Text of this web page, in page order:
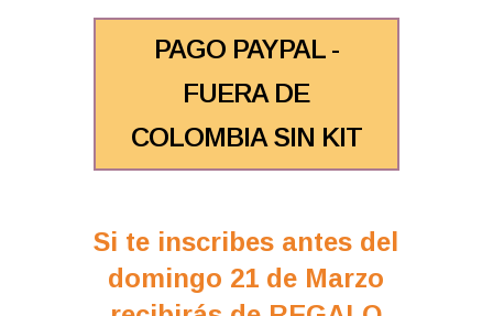
PAGO PAYPAL -
FUERA DE
COLOMBIA SIN KIT
Si te inscribes antes del
domingo 21 de Marzo